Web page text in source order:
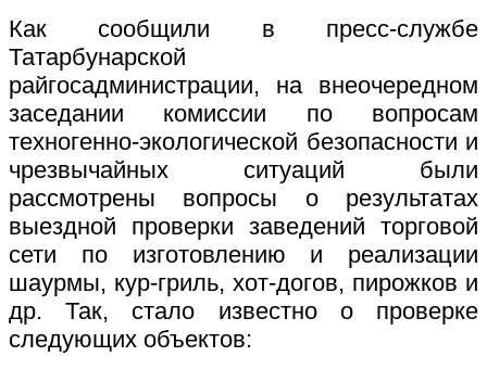
Как сообщили в пресс-службе
Татарбунарской
райгосадминистрации, на внеочередном
заседании комиссии по вопросам
техногенно-экологической безопасности и
чрезвычайных ситуаций были
рассмотрены вопросы о результатах
выездной проверки заведений торговой
сети по изготовлению и реализации
шаурмы, кур-гриль, хот-догов, пирожков и
др. Так, стало известно о проверке
следующих объектов: